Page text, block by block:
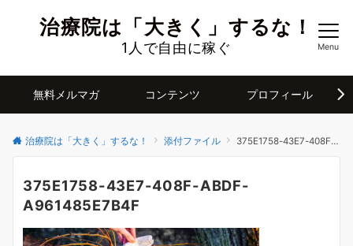
治療院は「大きく」するな！
1人で自由に稼ぐ Menu
無料メルマガ コンテンツ プロフィール
治療院は「大きく」するな！ 添付ファイル 375E1758-43E7-408F-ABDF-A961485E7B4F
375E1758-43E7-408F-ABDF-
A961485E7B4F